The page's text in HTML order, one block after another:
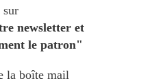
sur
newsletter et
le patron"
la boîte mail